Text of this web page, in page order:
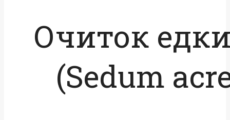
Очиток
(Sedum